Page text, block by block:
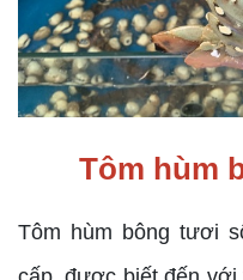
Tôm hùm
Tôm hùm bông tươi